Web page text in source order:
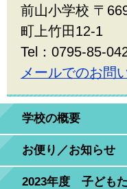
学校の概要
お便り／お知らせ
2023年度 子ども
前山小学校 〒
町上竹田12-1
Tel：0795-85-
メールでのお問